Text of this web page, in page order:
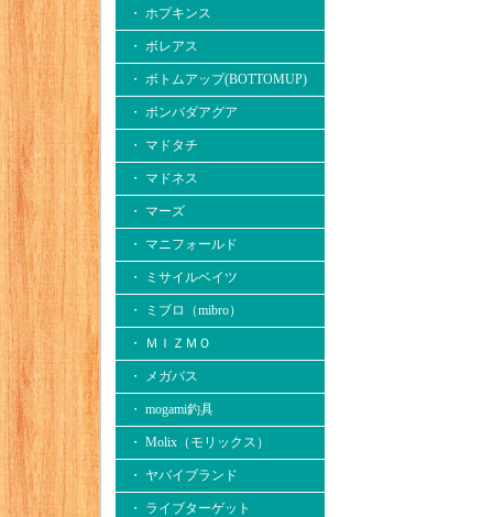
・ ホプキンス
・ ボレアス
・ ボトムアップ(BOTTOMUP)
・ ボンバダアグア
・ マドタチ
・ マドネス
・ マーズ
・ マニフォールド
・ ミサイルベイツ
・ ミブロ（mibro）
・ ＭＩＺＭＯ
・ メガバス
・ mogami釣具
・ Molix（モリックス）
・ ヤバイブランド
・ ライブターゲット